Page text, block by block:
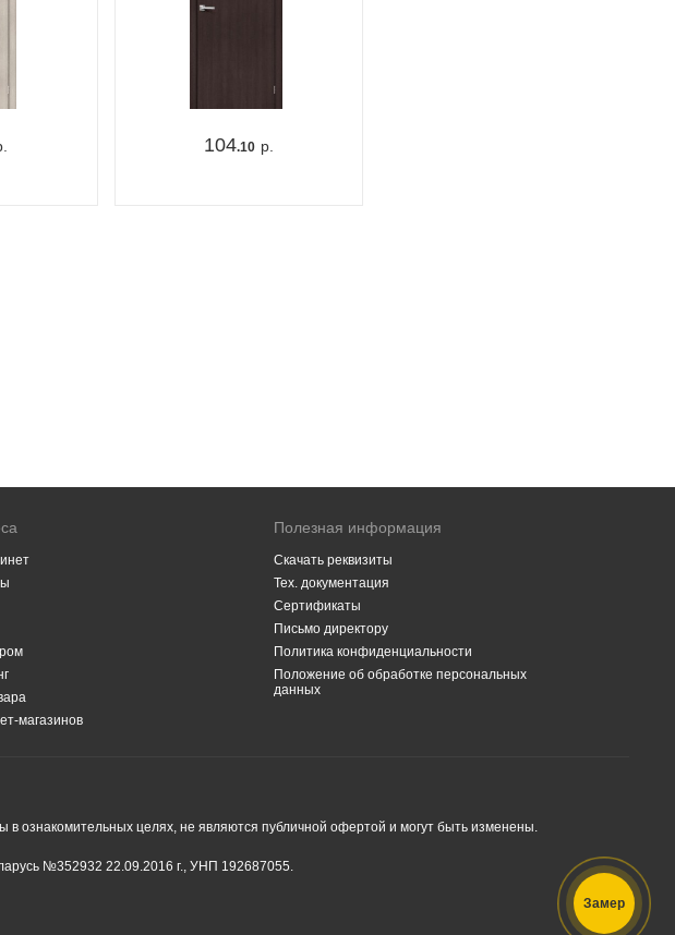
104.10 р.
магазинов
Полезная информация
Скачать реквизиты
Тех. документация
Сертификаты
Письмо директору
Политика конфиденциальности
Положение об обработке персональных
данных
ознакомительных целях, не являются публичной офертой и могут быть изменены.
№352932 22.09.2016 г., УНП 192687055.
Замер